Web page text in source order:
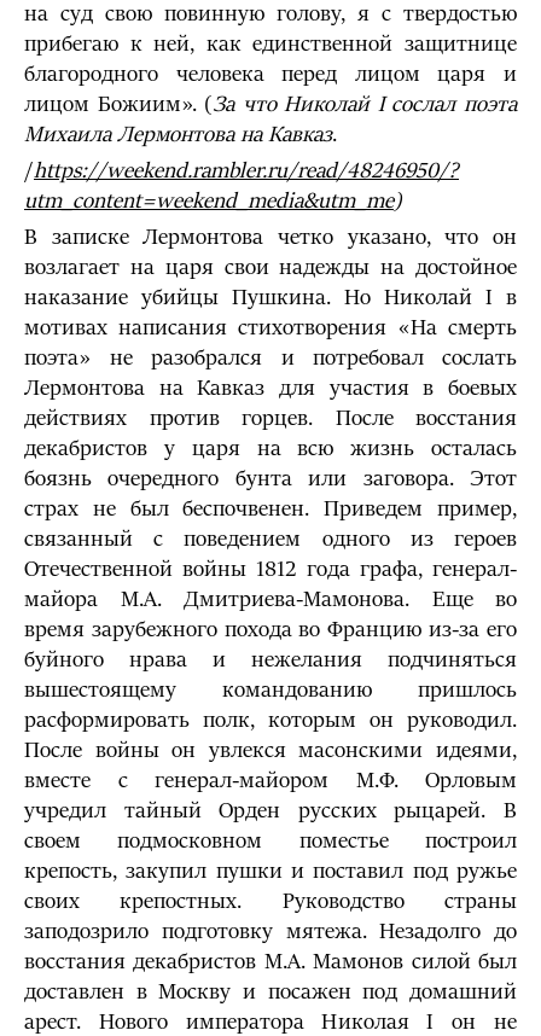
на суд свою повинную голову, я с твердостью
прибегаю к ней, как единственной защитнице
благородного человека перед лицом царя и
лицом Божиим». (За что Николай I сослал поэта
Михаила Лермонтова на Кавказ.
/https://weekend.rambler.ru/read/48246950/?
utm_content=weekend_media&utm_me)
В записке Лермонтова четко указано, что он
возлагает на царя свои надежды на достойное
наказание убийцы Пушкина. Но Николай I в
мотивах написания стихотворения «На смерть
поэта» не разобрался и потребовал сослать
Лермонтова на Кавказ для участия в боевых
действиях против горцев. После восстания
декабристов у царя на всю жизнь осталась
боязнь очередного бунта или заговора. Этот
страх не был беспочвенен. Приведем пример,
связанный с поведением одного из героев
Отечественной войны 1812 года графа, генерал-
майора М.А. Дмитриева-Мамонова. Еще во
время зарубежного похода во Францию из-за его
буйного нрава и нежелания подчиняться
вышестоящему командованию пришлось
расформировать полк, которым он руководил.
После войны он увлекся масонскими идеями,
вместе с генерал-майором М.Ф. Орловым
учредил тайный Орден русских рыцарей. В
своем подмосковном поместье построил
крепость, закупил пушки и поставил под ружье
своих крепостных. Руководство страны
заподозрило подготовку мятежа. Незадолго до
восстания декабристов М.А. Мамонов силой был
доставлен в Москву и посажен под домашний
арест. Нового императора Николая I он не